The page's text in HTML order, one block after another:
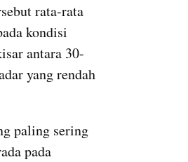
rata-rata
kondisi
antara 30-
yang rendah
paling sering
pada